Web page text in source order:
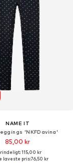
NAME IT
'NKFDavina'
85,00 kr
115,00 kr
laveste pris:76,50 kr